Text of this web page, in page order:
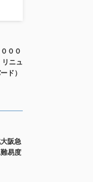
００
ニュ
ド）
阪急
易度